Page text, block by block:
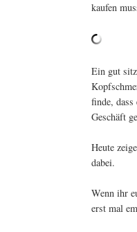
kaufen
Ein gut
finde,
Geschäft
Heute
dabei.
Wenn ihr
erst mal